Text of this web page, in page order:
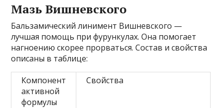
Мазь Вишневского
Бальзамический линимент Вишневского —
лучшая помощь при фурункулах. Она помогает
нагноению скорее прорваться. Состав и свойства
описаны в таблице:
Компонент
активной
формулы
Свойства